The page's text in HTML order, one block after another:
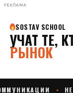
РЕКЛАМА